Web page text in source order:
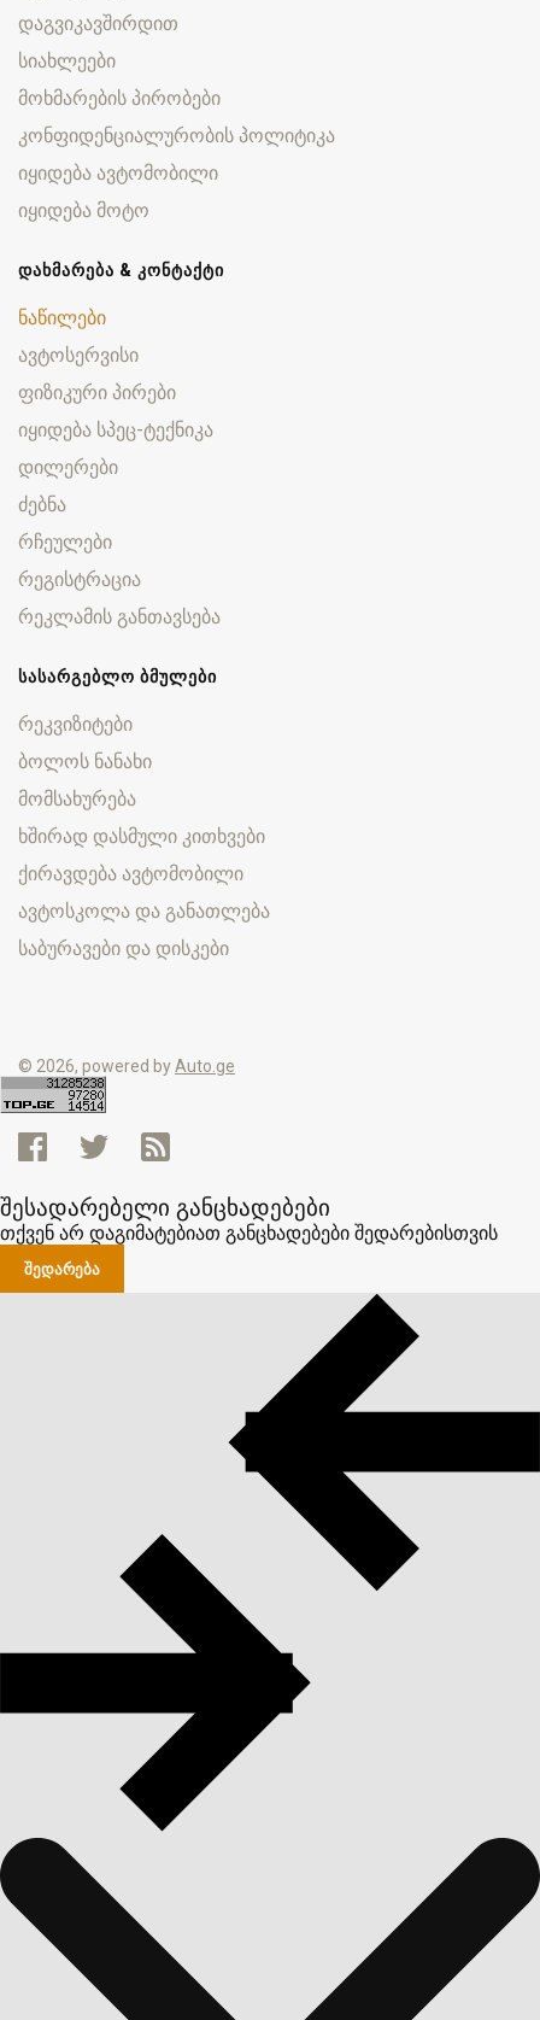
დაგვიკავშირდით
სიახლეები
მოხმარების პირობები
კონფიდენციალურობის პოლიტიკა
იყიდება ავტომობილი
იყიდება მოტო
ᲓᲐᲮᲛᲐᲠᲔᲑᲐ & ᲙᲝᲜᲢᲐᲥᲢᲘ
ნაწილები
ავტოსერვისი
ფიზიკური პირები
იყიდება სპეც-ტექნიკა
დილერები
ძებნა
რჩეულები
რეგისტრაცია
რეკლამის განთავსება
ᲡᲐᲡᲐᲠᲒᲔᲑᲚᲝ ᲑᲛᲣᲚᲔᲑᲘ
რეკვიზიტები
ბოლოს ნანახი
მომსახურება
ხშირად დასმული კითხვები
ქირავდება ავტომობილი
ავტოსკოლა და განათლება
საბურავები და დისკები
© 2026, powered byAuto.ge
შესადარებელი განცხადებები
თქვენ არ დაგიმატებიათ განცხადებები შედარებისთვის
ᲨᲔᲓᲐᲠᲔᲑᲐ